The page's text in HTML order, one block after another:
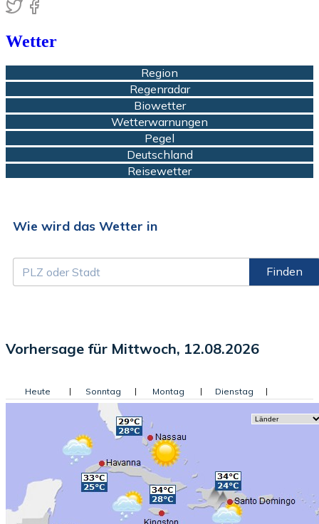
Wetter
Region
Regenradar
Biowetter
Wetterwarnungen
Pegel
Deutschland
Reisewetter
Wie wird das Wetter in
Finden
Vorhersage für Mittwoch, 12.08.2026
Heute | Sonntag | Montag | Dienstag |
Mittwoch | Donnerstag